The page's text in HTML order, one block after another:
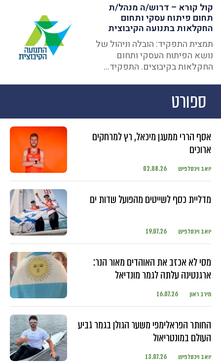
קול קורא – דרוש/ה מנהל/ת
תחום פיתוח עסקי ותחום
החקלאות בתנועה הקיבוצית
תמצית התפקיד: הובלה וניהול של
נושא הפיתוח העסקי ותחום
החקלאות בקיבוצים. התפקיד...
ספורט
אסף הררי ממעגן מיכאל, רץ למרחקים
ארוכים
יואב ויכסלפיש 02.08.26
מדליית כסף לשייטים מהפועל שדות ים
יואב ויכסלפיש 19.07.26
מסי לא אכזב את האוהדים מאור הנר:
ארגנטינה עלתה לגמר מונדיאל
מירב ראון 16.07.26
החותר הפראלימפי משער הגולן בגמר גביע
העולם במונטריאול
יואב ויכסלפיש 13.07.26